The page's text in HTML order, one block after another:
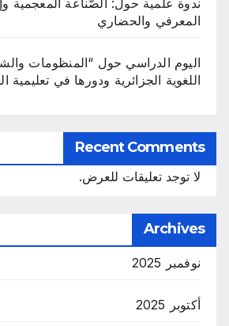
ندوة علمية حول: الصّناعة المعجمية
المعرفي والحضاري
اليوم الدراسي حول “المنظومات
اللغوية الجزائرية ودورها في تعليمية
Recent Comments
لا توجد تعليقات للعرض.
Archives
نوفمبر 2025
أكتوبر 2025